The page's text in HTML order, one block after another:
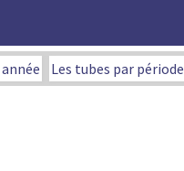
Les tubes par période